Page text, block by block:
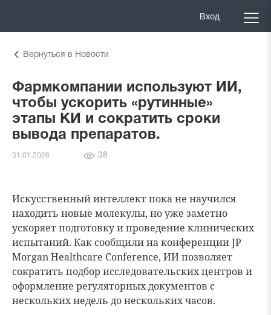
Вход
Вернуться в Новости
Фармкомпании используют ИИ,
чтобы ускорить «рутинные»
этапы КИ и сократить сроки
вывода препаратов.
31.01.2026
Количество
38
Искусственный интеллект пока не научился
находить новые молекулы, но уже заметно
ускоряет подготовку и проведение клинических
испытаний. Как сообщили на конференции JP
Morgan Healthcare Conference, ИИ позволяет
сократить подбор исследовательских центров и
оформление регуляторных документов с
нескольких недель до нескольких часов.